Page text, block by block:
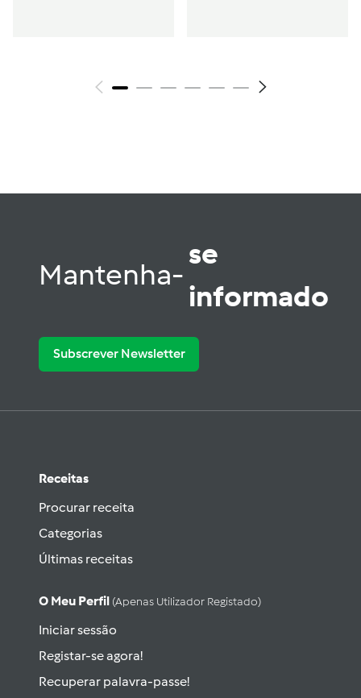
Mantenha-
se
informado
Subscrever Newsletter
Receitas
Procurar receita
Categorias
Últimas receitas
O Meu Perfil (apenas Utilizador Registado)
Iniciar sessão
Registar-se agora!
Recuperar palavra-passe!